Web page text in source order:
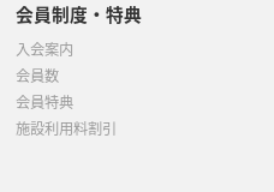
会員制度・特典
入会案内
会員数
会員特典
施設利用料割引